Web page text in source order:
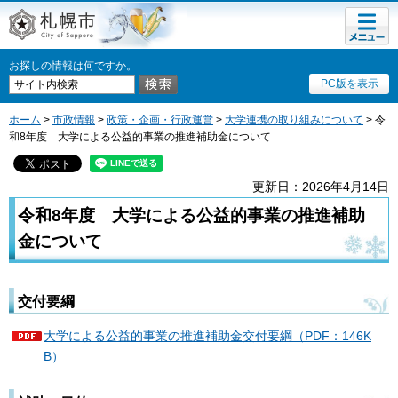
札幌市
お探しの情報は何ですか。
PC版を表示
メニュ
ー
ホーム > 市政情報 > 政策・企画・行政運営 > 大学連携の取り組みについて > 令
和8年度 大学による公益的事業の推進補助金について
更新日：2026年4月14日
令和8年度 大学による公益的事業の推進補助
金について
交付要綱
大学による公益的事業の推進補助金交付要綱（PDF：146K
B）